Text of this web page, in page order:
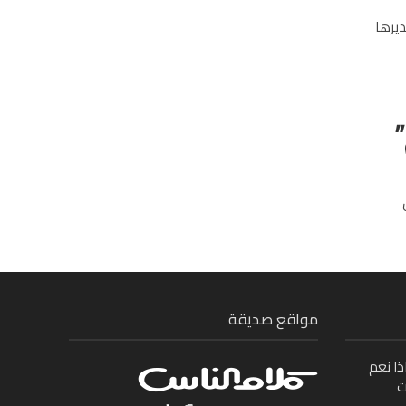
مواقع صديقة
نعم